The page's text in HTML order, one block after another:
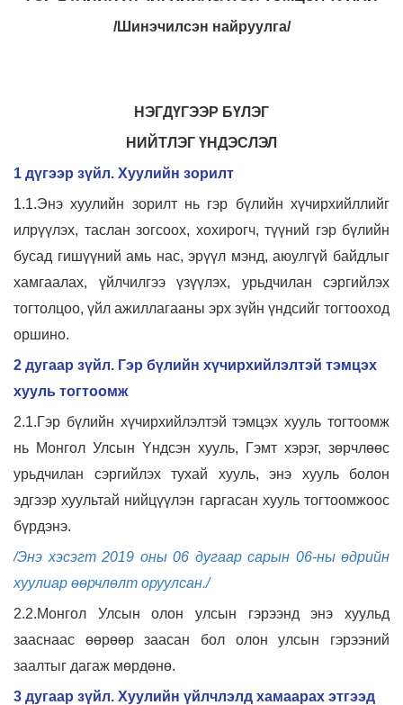
/Шинэчилсэн найруулга/
НЭГДҮГЭЭР БҮЛЭГ
НИЙТЛЭГ ҮНДЭСЛЭЛ
1 дүгээр зүйл. Хуулийн зорилт
1.1.Энэ хуулийн зорилт нь гэр бүлийн хүчирхийллийг
илрүүлэх, таслан зогсоох, хохирогч, түүний гэр бүлийн
бусад гишүүний амь нас, эрүүл мэнд, аюулгүй байдлыг
хамгаалах, үйлчилгээ үзүүлэх, урьдчилан сэргийлэх
тогтолцоо, үйл ажиллагааны эрх зүйн үндсийг тогтооход
оршино.
2 дугаар зүйл. Гэр бүлийн хүчирхийлэлтэй тэмцэх
хууль тогтоомж
2.1.Гэр бүлийн хүчирхийлэлтэй тэмцэх хууль тогтоомж
нь Монгол Улсын Yндсэн хууль, Гэмт хэрэг, зөрчлөөс
урьдчилан сэргийлэх тухай хууль, энэ хууль болон
эдгээр хуультай нийцүүлэн гаргасан хууль тогтоомжоос
бүрдэнэ.
/Энэ хэсэгт 2019 оны 06 дугаар сарын 06-ны өдрийн
хуулиар өөрчлөлт оруулсан./
2.2.Монгол Улсын олон улсын гэрээнд энэ хуульд
зааснаас өөрөөр заасан бол олон улсын гэрээний
заалтыг дагаж мөрдөнө.
3 дугаар зүйл. Хуулийн үйлчлэлд хамаарах этгээд